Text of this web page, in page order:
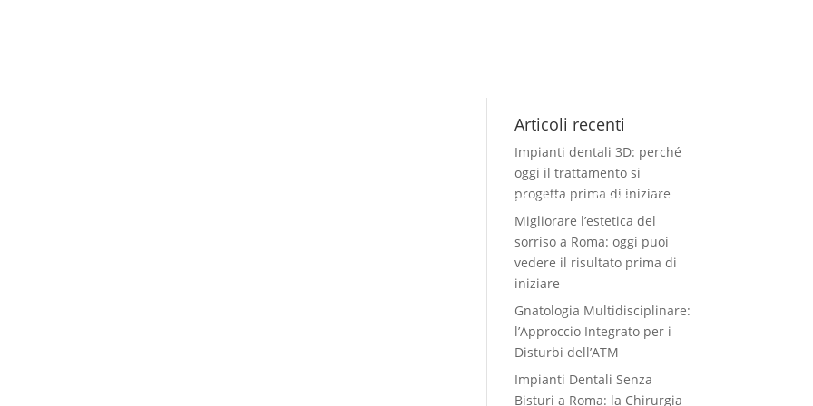
Casi clinici News Contatti
Articoli recenti
Impianti dentali 3D: perché
oggi il trattamento si
progetta prima di iniziare
Migliorare l’estetica del
sorriso a Roma: oggi puoi
vedere il risultato prima di
iniziare
Gnatologia Multidisciplinare:
l’Approccio Integrato per i
Disturbi dell’ATM
Impianti Dentali Senza
Bisturi a Roma: la Chirurgia